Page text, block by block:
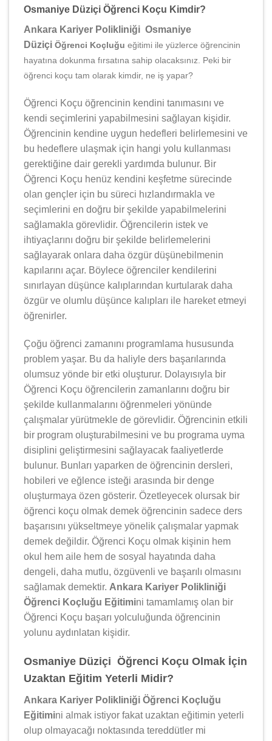
Osmaniye Düziçi Öğrenci Koçu Kimdir?
Ankara Kariyer Polikliniği Osmaniye
Düziçi Öğrenci Koçluğu eğitimi ile yüzlerce öğrencinin
hayatına dokunma fırsatına sahip olacaksınız. Peki bir
öğrenci koçu tam olarak kimdir, ne iş yapar?
Öğrenci Koçu öğrencinin kendini tanımasını ve
kendi seçimlerini yapabilmesini sağlayan kişidir.
Öğrencinin kendine uygun hedefleri belirlemesini ve
bu hedeflere ulaşmak için hangi yolu kullanması
gerektiğine dair gerekli yardımda bulunur. Bir
Öğrenci Koçu henüz kendini keşfetme sürecinde
olan gençler için bu süreci hızlandırmakla ve
seçimlerini en doğru bir şekilde yapabilmelerini
sağlamakla görevlidir. Öğrencilerin istek ve
ihtiyaçlarını doğru bir şekilde belirlemelerini
sağlayarak onlara daha özgür düşünebilmenin
kapılarını açar. Böylece öğrenciler kendilerini
sınırlayan düşünce kalıplarından kurtularak daha
özgür ve olumlu düşünce kalıpları ile hareket etmeyi
öğrenirler.
Çoğu öğrenci zamanını programlama hususunda
problem yaşar. Bu da haliyle ders başarılarında
olumsuz yönde bir etki oluşturur. Dolayısıyla bir
Öğrenci Koçu öğrencilerin zamanlarını doğru bir
şekilde kullanmalarını öğrenmeleri yönünde
çalışmalar yürütmekle de görevlidir. Öğrencinin etkili
bir program oluşturabilmesini ve bu programa uyma
disiplini geliştirmesini sağlayacak faaliyetlerde
bulunur. Bunları yaparken de öğrencinin dersleri,
hobileri ve eğlence isteği arasında bir denge
oluşturmaya özen gösterir. Özetleyecek olursak bir
öğrenci koçu olmak demek öğrencinin sadece ders
başarısını yükseltmeye yönelik çalışmalar yapmak
demek değildir. Öğrenci Koçu olmak kişinin hem
okul hem aile hem de sosyal hayatında daha
dengeli, daha mutlu, özgüvenli ve başarılı olmasını
sağlamak demektir. Ankara Kariyer Polikliniği
Öğrenci Koçluğu Eğitimini tamamlamış olan bir
Öğrenci Koçu başarı yolculuğunda öğrencinin
yolunu aydınlatan kişidir.
Osmaniye Düziçi Öğrenci Koçu Olmak İçin
Uzaktan Eğitim Yeterli Midir?
Ankara Kariyer Polikliniği Öğrenci Koçluğu
Eğitimini almak istiyor fakat uzaktan eğitimin yeterli
olup olmayacağı noktasında tereddütler mi